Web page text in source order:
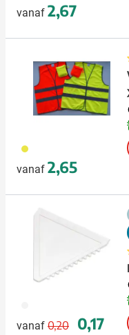
vanaf 2,67
416
vanaf 2,65
vanaf
Normale prijs
0,20
Speciale prijs
0,17